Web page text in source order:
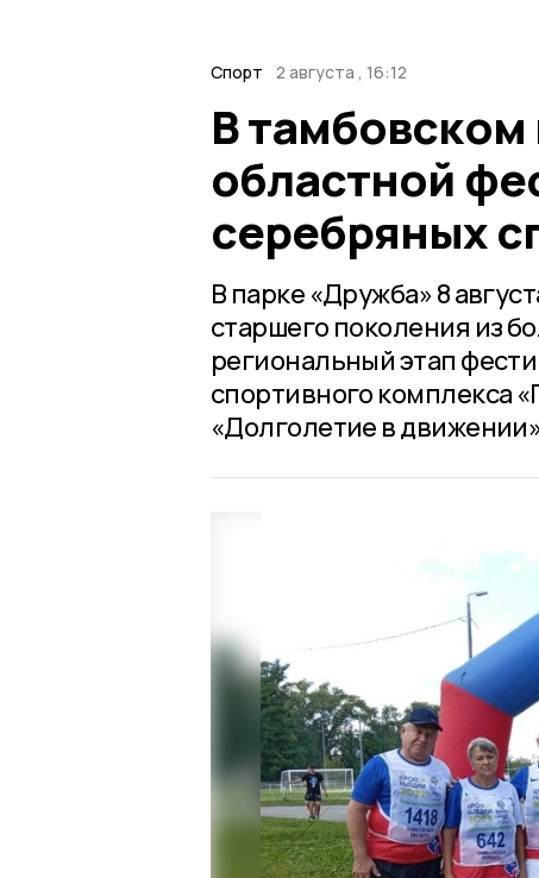
Спорт 2 августа , 16:12
В
областной
серебряных
В парке «Дружба» 8
старшего поколения из
региональный этап
спортивного комплекса
«Долголетие в